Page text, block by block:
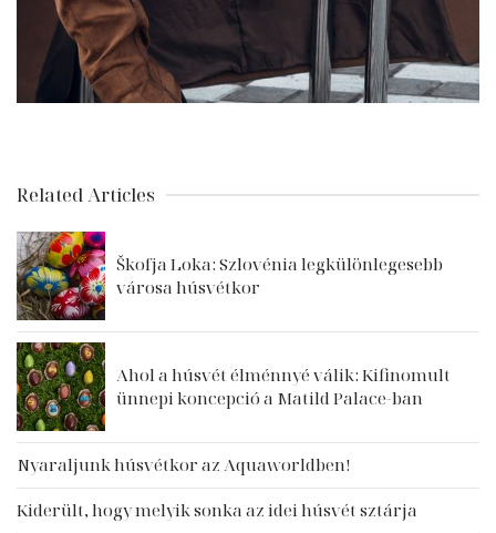
Related Articles
Škofja Loka: Szlovénia legkülönlegesebb
városa húsvétkor
Ahol a húsvét élménnyé válik: Kifinomult
ünnepi koncepció a Matild Palace-ban
Nyaraljunk húsvétkor az Aquaworldben!
Kiderült, hogy melyik sonka az idei húsvét sztárja